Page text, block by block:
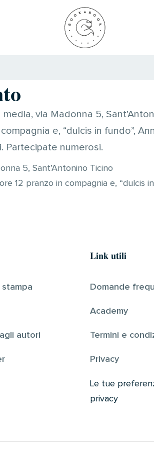
media, via Madonna 5,
e, “dulcis in fundo”,
Partecipate numerosi.
5, Sant’Antonino Ticino
12 pranzo in compagnia e, “dulcis
stampa
autori
Link utili
Domande
Academy
Termini e
Privacy
Le tue
privacy